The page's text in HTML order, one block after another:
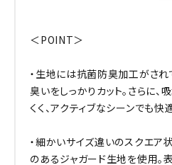
＜POINT＞
・生地には抗菌防臭加工がされ
臭いをしっかりカット。さらに
くく、アクティブなシーンでも
・細かいサイズ違いのスクエア
のあるジャガード生地を使用。